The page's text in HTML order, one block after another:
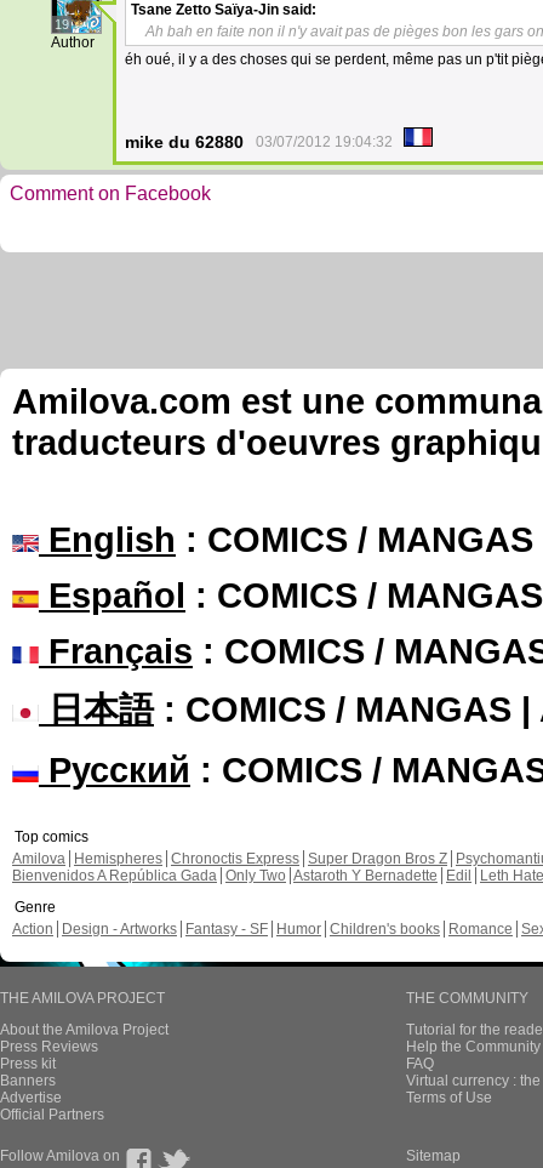
19
Author
Tsane Zetto Saïya-Jin said:
Ah bah en faite non il n'y avait pas de pièges bon les gars
éh oué, il y a des choses qui se perdent, même pas un p'tit
mike du 62880 03/07/2012 19:04:32
Comment on Facebook
Amilova.com est une
traducteurs d'oeuvres
English : COMICS /
Español : COMICS /
Français : COMICS /
日本語: COMICS / MANGAS |
Русский : COMICS /
Top comics
Amilova
Hemispheres Chronoctis Express Super Dragon Bros Z
Bienvenidos A República Gada Only Two Astaroth Y Bernadette Edil
Leth Hate
Genre
Action
Design - Artworks Fantasy - SF Humor Children's books Romance
THE AMILOVA PROJECT
About the Amilova Project
Press Reviews
Press kit
Banners
Advertise
Official Partners
THE COMMUNITY
Tutorial for the
Help the
FAQ
Virtual currency :
Terms of Use
Follow Amilova on Sitemap